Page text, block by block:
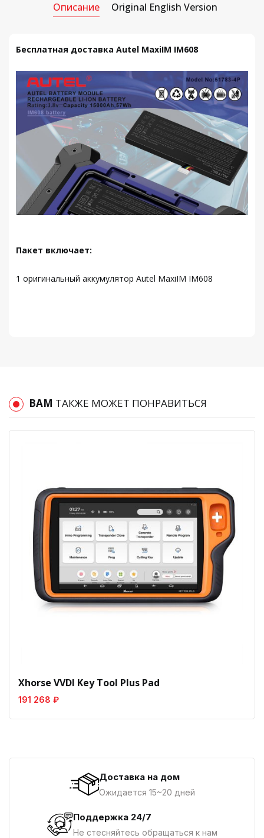
Описание Original English Version
Бесплатная доставка Autel MaxiIM IM608
Пакет включает:
1 оригинальный аккумулятор Autel MaxiIM IM608
ВАМ ТАКЖЕ МОЖЕТ ПОНРАВИТЬСЯ
Xhorse VVDI Key Tool Plus Pad
191 268 ₽
Доставка на дом
Ожидается 15~20 дней
Поддержка 24/7
Не стесняйтесь обращаться к нам